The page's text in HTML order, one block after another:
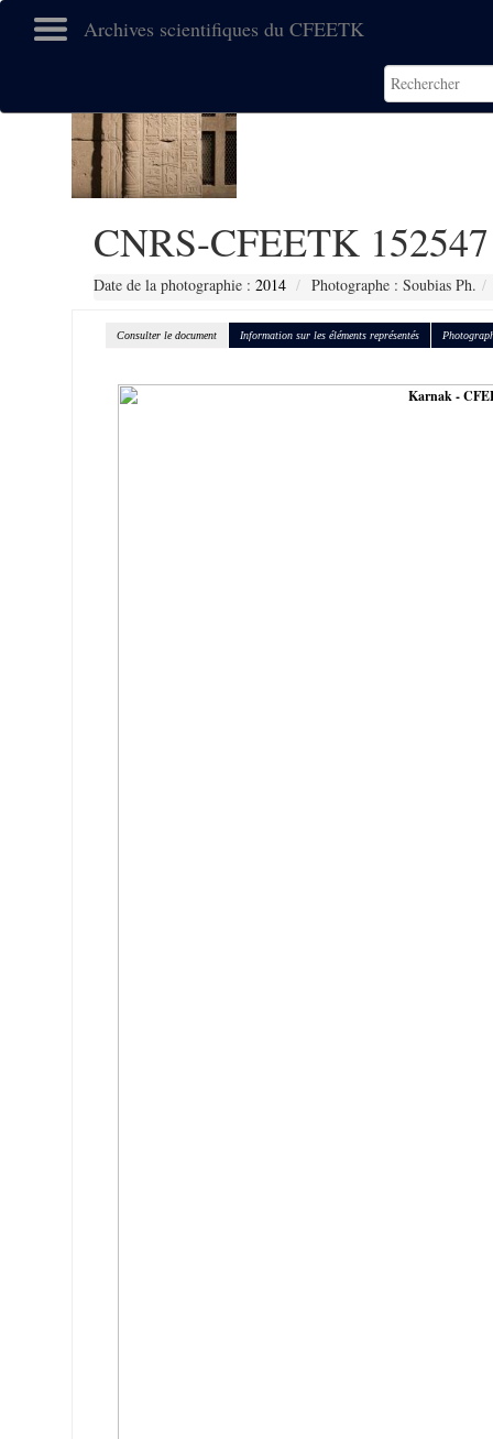
Archives scientifiques du CFEETK
CNRS-CFEETK 152547
Date de la photographie : 2014 Photographe : Soubias Ph.
Consulter le document Information sur les éléments représentés